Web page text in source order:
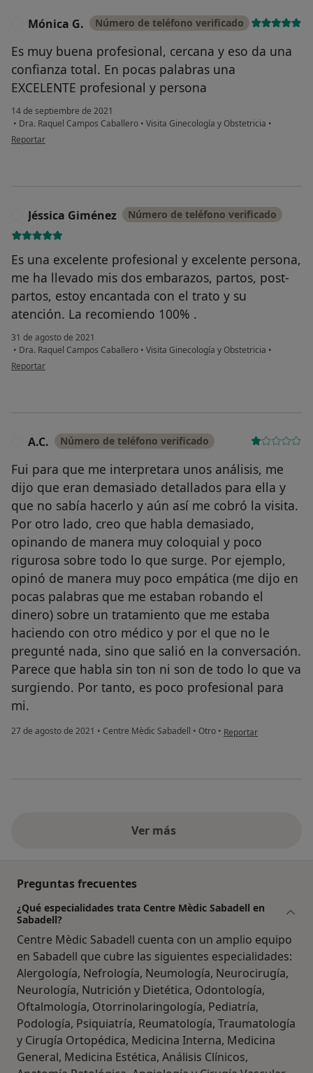
Mónica G. Número de teléfono verificado
Es muy buena profesional, cercana y eso da una
confianza total. En pocas palabras una
EXCELENTE profesional y persona
14 de septiembre de 2021
• Dra. Raquel Campos Caballero • Visita Ginecología y Obstetricia •
en opinión del usuario Mónica G.
Reportar
Jéssica Giménez Número de teléfono verificado
Es una excelente profesional y excelente persona,
me ha llevado mis dos embarazos, partos, post-
partos, estoy encantada con el trato y su
atención. La recomiendo 100% .
31 de agosto de 2021
• Dra. Raquel Campos Caballero • Visita Ginecología y Obstetricia •
en opinión del usuario Jéssica Giménez
Reportar
A.C. Número de teléfono verificado
Fui para que me interpretara unos análisis, me
dijo que eran demasiado detallados para ella y
que no sabía hacerlo y aún así me cobró la visita.
Por otro lado, creo que habla demasiado,
opinando de manera muy coloquial y poco
rigurosa sobre todo lo que surge. Por ejemplo,
opinó de manera muy poco empática (me dijo en
pocas palabras que me estaban robando el
dinero) sobre un tratamiento que me estaba
haciendo con otro médico y por el que no le
pregunté nada, sino que salió en la conversación.
Parece que habla sin ton ni son de todo lo que va
surgiendo. Por tanto, es poco profesional para
mi.
27 de agosto de 2021 • Centre Mèdic Sabadell • Otro • en opinión del usuario
Reportar
Ver más
Preguntas frecuentes
¿Qué especialidades trata Centre Mèdic Sabadell en
Sabadell?
Centre Mèdic Sabadell cuenta con un amplio equipo
en Sabadell que cubre las siguientes especialidades:
Alergología, Nefrología, Neumología, Neurocirugía,
Neurología, Nutrición y Dietética, Odontología,
Oftalmología, Otorrinolaringología, Pediatría,
Podología, Psiquiatría, Reumatología, Traumatología
y Cirugía Ortopédica, Medicina Interna, Medicina
General, Medicina Estética, Análisis Clínicos,